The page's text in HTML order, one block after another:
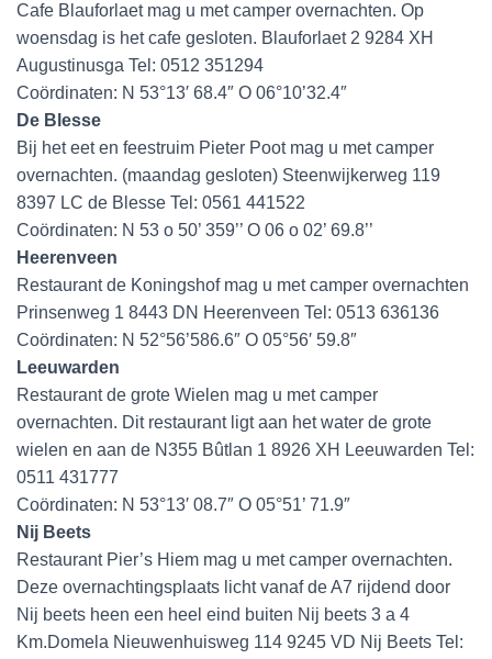
Cafe Blauforlaet mag u met camper overnachten. Op
woensdag is het cafe gesloten. Blauforlaet 2 9284 XH
Augustinusga Tel: 0512 351294
Coördinaten: N 53°13′ 68.4″ O 06°10’32.4″
De Blesse
Bij het eet en feestruim Pieter Poot mag u met camper
overnachten. (maandag gesloten) Steenwijkerweg 119
8397 LC de Blesse Tel: 0561 441522
Coördinaten: N 53 o 50’ 359’’ O 06 o 02’ 69.8’’
Heerenveen
Restaurant de Koningshof mag u met camper overnachten
Prinsenweg 1 8443 DN Heerenveen Tel: 0513 636136
Coördinaten: N 52°56’586.6″ O 05°56′ 59.8″
Leeuwarden
Restaurant de grote Wielen mag u met camper
overnachten. Dit restaurant ligt aan het water de grote
wielen en aan de N355 Bûtlan 1 8926 XH Leeuwarden Tel:
0511 431777
Coördinaten: N 53°13′ 08.7″ O 05°51’ 71.9″
Nij Beets
Restaurant Pier’s Hiem mag u met camper overnachten.
Deze overnachtingsplaats licht vanaf de A7 rijdend door
Nij beets heen een heel eind buiten Nij beets 3 a 4
Km.Domela Nieuwenhuisweg 114 9245 VD Nij Beets Tel: